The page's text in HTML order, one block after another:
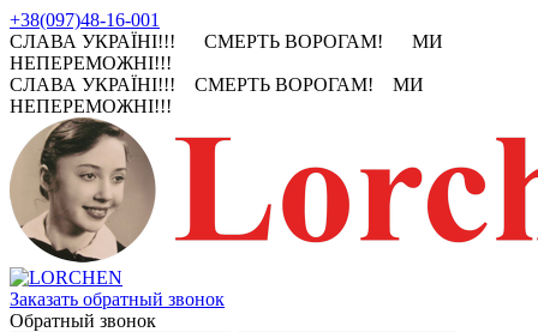
+38(097)48-16-001
СЛАВА УКРАЇНІ!!! СМЕРТЬ ВОРОГАМ! МИ
НЕПЕРЕМОЖНІ!!!
СЛАВА УКРАЇНІ!!! СМЕРТЬ ВОРОГАМ! МИ
НЕПЕРЕМОЖНІ!!!
Заказать обратный звонок
Обратный звонок